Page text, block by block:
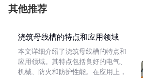
其他推荐
浇筑母线槽的特点和应用领域
本文详细介绍了浇筑母线槽的特点和
应用领域。其特点包括良好的电气、
机械、防火和防护性能。在应用上，